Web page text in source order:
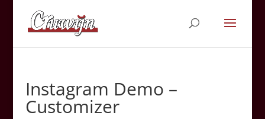
Instagram Demo –
Customizer